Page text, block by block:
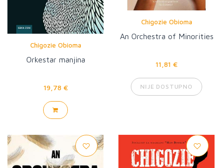
Chigozie Obioma
Orkestar manjina
19,78 €
Chigozie Obioma
An Orchestra of Minorities
11,81 €
NIJE DOSTUPNO